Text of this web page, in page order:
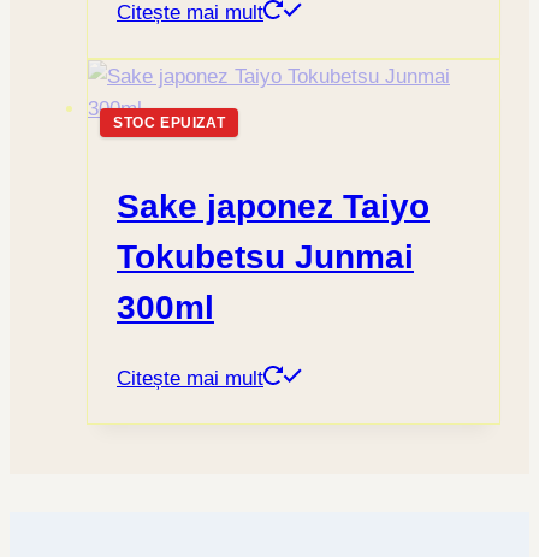
Citește mai mult
STOC EPUIZAT
Sake japonez Taiyo
Tokubetsu Junmai
300ml
Citește mai mult